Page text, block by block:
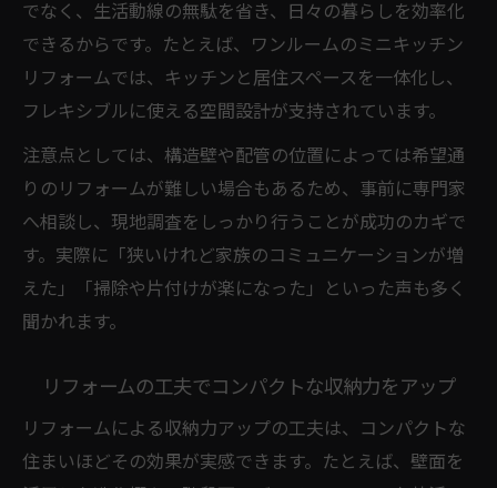
リフォームで選ぶべきおしゃれミニキッチ
ンの特徴
ミニキッチン増設時に見落としがちな工事
内容
リフォームのトラブルを防ぐ工事内容チェ
ミニキッチン工事費込みの注意点と内訳の
ポイント
でなく、生活動線の無駄を省き、日々の暮らしを効率化
できるからです。たとえば、ワンルームのミニキッチン
リフォームでは、キッチンと居住スペースを一体化し、
フレキシブルに使える空間設計が支持されています。
注意点としては、構造壁や配管の位置によっては希望通
りのリフォームが難しい場合もあるため、事前に専門家
へ相談し、現地調査をしっかり行うことが成功のカギで
す。実際に「狭いけれど家族のコミュニケーションが増
えた」「掃除や片付けが楽になった」といった声も多く
聞かれます。
リフォームの工夫でコンパクトな収納力をアップ
リフォームによる収納力アップの工夫は、コンパクトな
住まいほどその効果が実感できます。たとえば、壁面を